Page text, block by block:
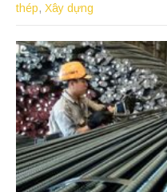
thép, Xây dựng